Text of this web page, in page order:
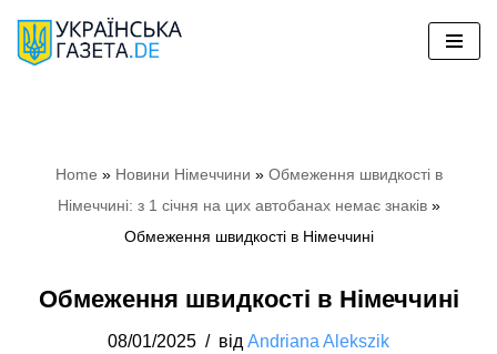
Перейти
Home » Новини Німеччини » Обмеження швидкості в
Німеччині: з 1 січня на цих автобанах немає знаків»
Обмеження швидкості в Німеччині
Обмеження швидкості в Німеччині
08/01/2025 від Andriana Alekszik